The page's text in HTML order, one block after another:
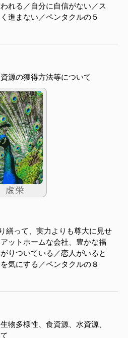
れる／自分に自信がない／ス
進まない／ペンタクルの５
源の獲得方法等について
繕って、実力よりも尊大に見せ
ットホームな会社、豊かな福
りついている／恋人がいると
気にする／ペンタクルの８
物多様性、食資源、水資源、